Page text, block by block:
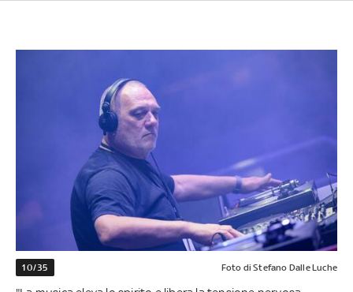
10/35 Foto di Stefano Dalle Luche